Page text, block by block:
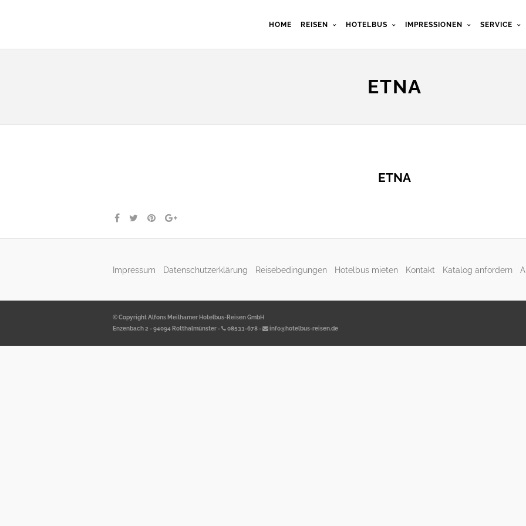
HOME REISEN HOTELBUS IMPRESSIONEN SERVICE
ETNA
ETNA
Impressum Datenschutzerklärung Reisebedingungen Hotelbus mieten Kontakt Katalog anfordern
© Copyright Alfons Meilhamer Hotelbus-Reisen GmbH
Enzenbach 2 - 94094 Rotthalmünster -
08533-678- info@hotelbus-reisen.de